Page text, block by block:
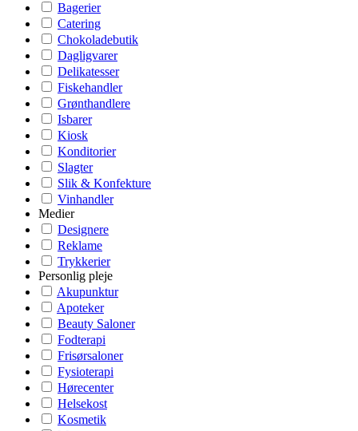
Bagerier
Catering
Chokoladebutik
Dagligvarer
Delikatesser
Fiskehandler
Grønthandlere
Isbarer
Kiosk
Konditorier
Slagter
Slik & Konfekture
Vinhandler
Medier
Designere
Reklame
Trykkerier
Personlig pleje
Akupunktur
Apoteker
Beauty Saloner
Fodterapi
Frisørsaloner
Fysioterapi
Hørecenter
Helsekost
Kosmetik